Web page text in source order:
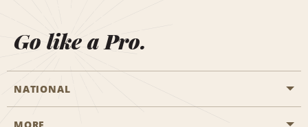
Go like a Pro.
NATIONAL
MORE